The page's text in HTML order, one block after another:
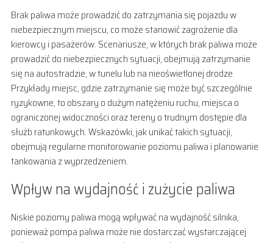
Brak paliwa może prowadzić do zatrzymania się pojazdu w
niebezpiecznym miejscu, co może stanowić zagrożenie dla
kierowcy i pasażerów. Scenariusze, w których brak paliwa może
prowadzić do niebezpiecznych sytuacji, obejmują zatrzymanie
się na autostradzie, w tunelu lub na nieoświetlonej drodze.
Przykłady miejsc, gdzie zatrzymanie się może być szczególnie
ryzykowne, to obszary o dużym natężeniu ruchu, miejsca o
ograniczonej widoczności oraz tereny o trudnym dostępie dla
służb ratunkowych. Wskazówki, jak unikać takich sytuacji,
obejmują regularne monitorowanie poziomu paliwa i planowanie
tankowania z wyprzedzeniem.
Wpływ na wydajność i zużycie paliwa
Niskie poziomy paliwa mogą wpływać na wydajność silnika,
ponieważ pompa paliwa może nie dostarczać wystarczającej